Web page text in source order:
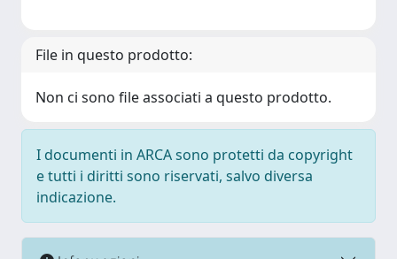
File in questo prodotto:
Non ci sono file associati a questo prodotto.
I documenti in ARCA sono protetti da copyright
e tutti i diritti sono riservati, salvo diversa
indicazione.